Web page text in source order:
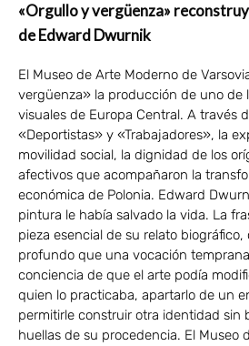
«Orgullo y vergüenza»
de Edward Dwurnik
El Museo de Arte Moderno de
vergüenza» la producción de uno de
visuales de Europa Central. A través
«Deportistas» y «Trabajadores», la
movilidad social, la dignidad de los
afectivos que acompañaron la
económica de Polonia. Edward
pintura le había salvado la vida. La
pieza esencial de su relato
profundo que una vocación
conciencia de que el arte podía
quien lo practicaba, apartarlo de un
permitirle construir otra identidad sin
huellas de su procedencia. El Museo